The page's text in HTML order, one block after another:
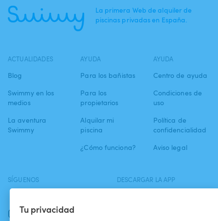
Tu privacidad
La primera Web de alquiler de
piscinas privadas en España.
ACTUALIDADES
Blog
Swimmy en los
medios
La aventura
Swimmy
AYUDA
Para los bañistas
Para los
propietarios
Alquilar mi
piscina
¿Cómo funciona?
AYUDA
Centro de ayuda
Condiciones de
uso
Política de
confidencialidad
Aviso legal
SÍGUENOS
Instagram
DESCARGAR LA APP